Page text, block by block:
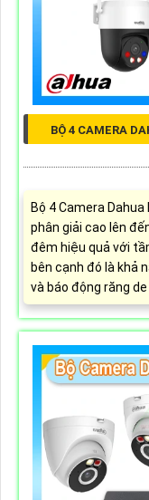
BỘ 4 CAMERA
Bộ 4 Camera
phân giải cao lên
đêm hiệu quả với
bên cạnh đó là khả
và báo động răng